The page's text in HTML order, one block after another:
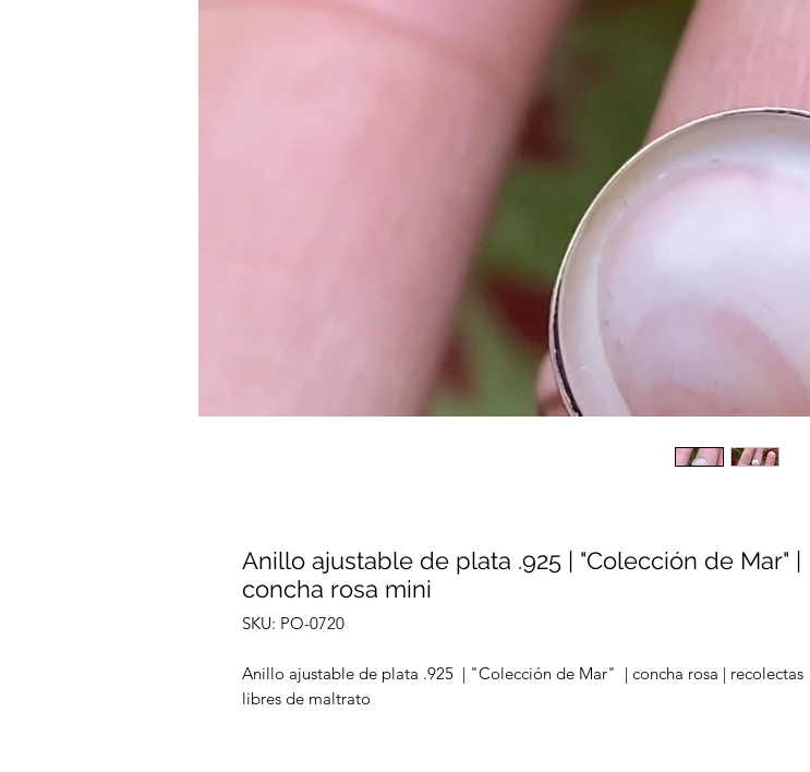
Anillo ajustable de plata .925 | "Colección de Mar" |
concha rosa mini
SKU: PO-0720
Anillo ajustable de plata .925 | "Colección de Mar" | concha rosa | recolectas
libres de maltrato